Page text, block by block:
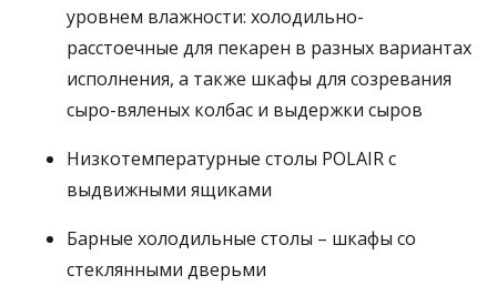
уровнем влажности: холодильно-
расстоечные для пекарен в разных вариантах
исполнения, а также шкафы для созревания
сыро-вяленых колбас и выдержки сыров
Низкотемпературные столы POLAIR с
выдвижными ящиками
Барные холодильные столы – шкафы со
стеклянными дверьми